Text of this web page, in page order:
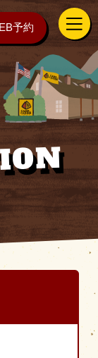
予約
予約